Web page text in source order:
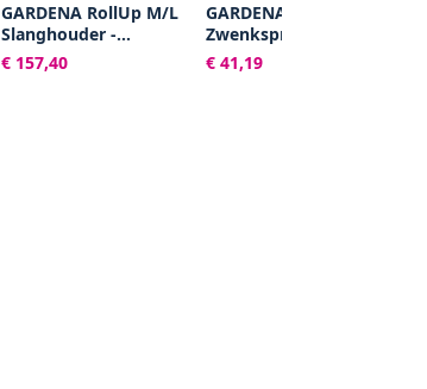
GARDENA RollUp M/L
Slanghouder -
Wandslangenbox - 25
meter - Ø 13 mm
€ 157,40
GARDENA
Zwenksproeier
Aquazoom L -
Tuinsproeier - 29-350m²
€ 41,19